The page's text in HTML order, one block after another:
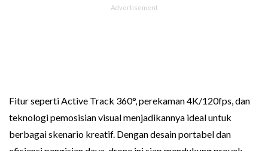
Fitur seperti Active Track 360°, perekaman 4K/120fps, dan
teknologi pemosisian visual menjadikannya ideal untuk
berbagai skenario kreatif. Dengan desain portabel dan